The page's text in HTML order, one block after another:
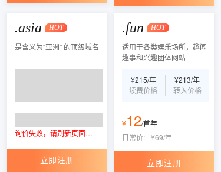
.asia HOT
是含义为“亚洲” 的顶级域名
询价失败，请刷新页面重试
立即注册
.fun HOT
适用于各类娱乐场所，趣闻
趣事和兴趣团体网站
¥215/年
续费价格
¥213/年
转入价格
¥12/首年
日常价:
¥69/年
立即注册